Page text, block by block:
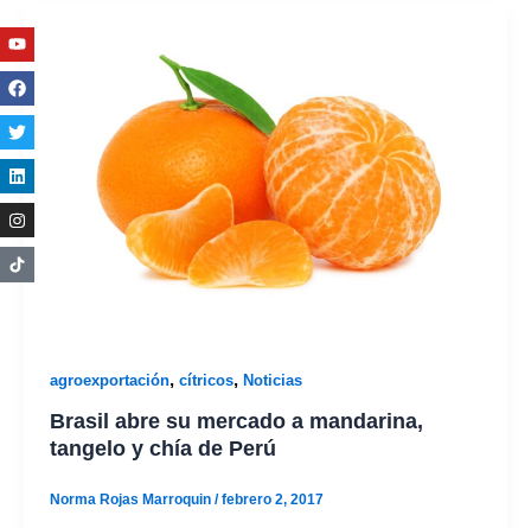
agroexportación, cítricos, Noticias
Brasil abre su mercado a mandarina,
tangelo y chía de Perú
Norma Rojas Marroquin /febrero 2, 2017
Youtube
Facebook
Twitter
Linkedin
Instagram